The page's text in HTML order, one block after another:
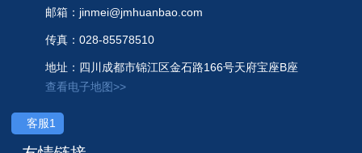
邮箱：jinmei@jmhuanbao.com
传真：028-85578510
地址：四川成都市锦江区金石路166号天府宝座B座
查看电子地图>>
客服1